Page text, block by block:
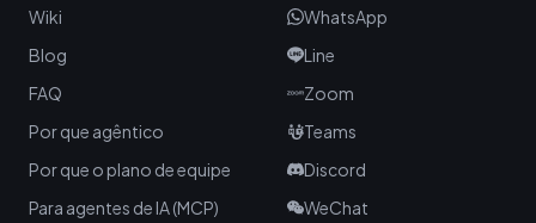
Wiki
Blog
FAQ
Por que agêntico
Por que o plano de equipe
Para agentes de IA (MCP)
WhatsApp
Line
Zoom
Teams
Discord
WeChat